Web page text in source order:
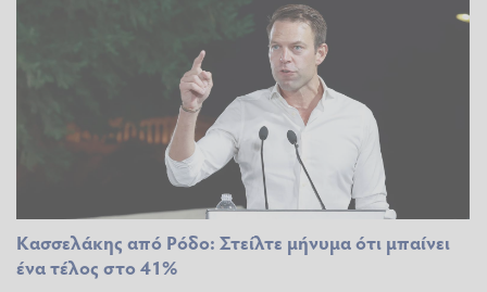
Κασσελάκης από Ρόδο: Στείλτε μήνυμα ότι μπαίνει
ένα τέλος στο 41%